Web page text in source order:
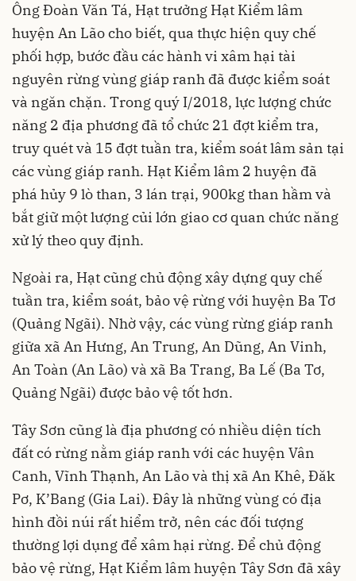
Ông Đoàn Văn Tá, Hạt trưởng Hạt Kiểm lâm
huyện An Lão cho biết, qua thực hiện quy chế
phối hợp, bước đầu các hành vi xâm hại tài
nguyên rừng vùng giáp ranh đã được kiểm soát
và ngăn chặn. Trong quý I/2018, lực lượng chức
năng 2 địa phương đã tổ chức 21 đợt kiểm tra,
truy quét và 15 đợt tuần tra, kiểm soát lâm sản tại
các vùng giáp ranh. Hạt Kiểm lâm 2 huyện đã
phá hủy 9 lò than, 3 lán trại, 900kg than hầm và
bắt giữ một lượng củi lớn giao cơ quan chức năng
xử lý theo quy định.
Ngoài ra, Hạt cũng chủ động xây dựng quy chế
tuần tra, kiểm soát, bảo vệ rừng với huyện Ba Tơ
(Quảng Ngãi). Nhờ vậy, các vùng rừng giáp ranh
giữa xã An Hưng, An Trung, An Dũng, An Vinh,
An Toàn (An Lão) và xã Ba Trang, Ba Lế (Ba Tơ,
Quảng Ngãi) được bảo vệ tốt hơn.
Tây Sơn cũng là địa phương có nhiều diện tích
đất có rừng nằm giáp ranh với các huyện Vân
Canh, Vĩnh Thạnh, An Lão và thị xã An Khê, Đăk
Pơ, K’Bang (Gia Lai). Đây là những vùng có địa
hình đồi núi rất hiểm trở, nên các đối tượng
thường lợi dụng để xâm hại rừng. Để chủ động
bảo vệ rừng, Hạt Kiểm lâm huyện Tây Sơn đã xây